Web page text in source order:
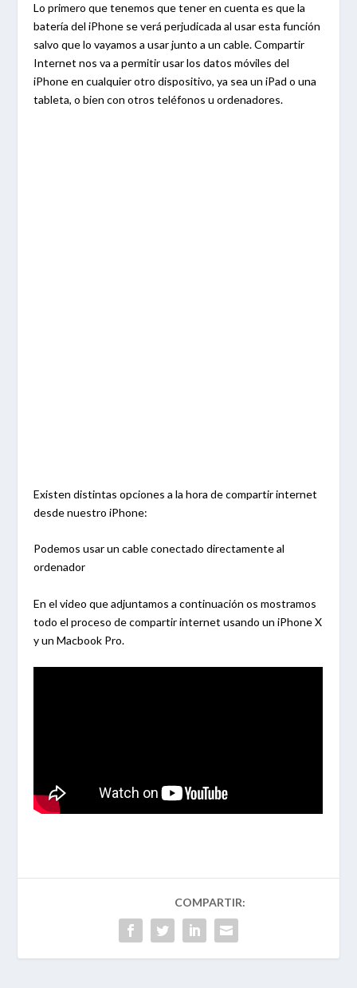
Lo primero que tenemos que tener en cuenta es que la
batería del iPhone se verá perjudicada al usar esta función
salvo que lo vayamos a usar junto a un cable. Compartir
Internet nos va a permitir usar los datos móviles del
iPhone en cualquier otro dispositivo, ya sea un iPad o una
tableta, o bien con otros teléfonos u ordenadores.
Existen distintas opciones a la hora de compartir internet
desde nuestro iPhone:
Podemos usar un cable conectado directamente al
ordenador
En el video que adjuntamos a continuación os mostramos
todo el proceso de compartir internet usando un iPhone X
y un Macbook Pro.